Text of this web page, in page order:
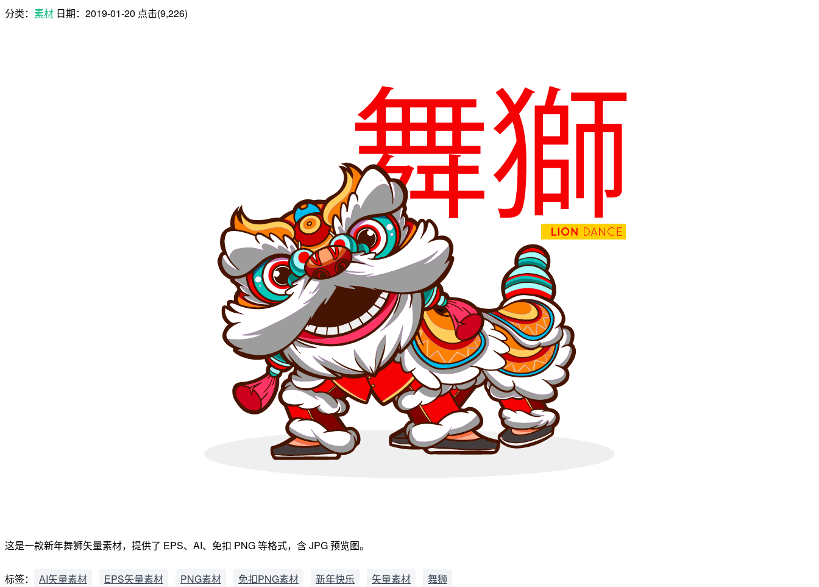
分类： 素材 日期： 2019-01-20 点击(9,226)
这是一款新年舞狮矢量素材，提供了 EPS、AI、免扣 PNG 等格式，含 JPG 预览图。
标签： AI矢量素材 EPS矢量素材 PNG素材 免扣PNG素材 新年快乐 矢量素材
舞狮